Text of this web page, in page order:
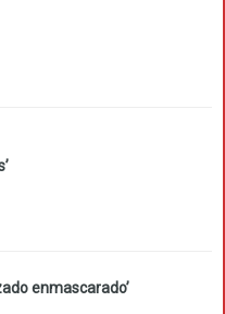
enmascarado’